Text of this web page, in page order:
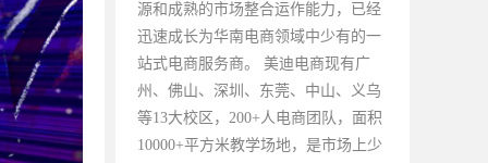
源和成熟的市场整合运作能力，已经
迅速成长为华南电商领域中少有的一
站式电商服务商。 美迪电商现有广
州、佛山、深圳、东莞、中山、义乌
等13大校区，200+人电商团队，面积
10000+平方米教学场地，是市场上少